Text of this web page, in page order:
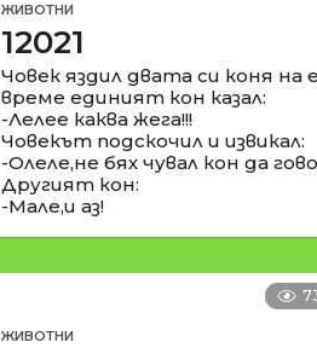
ЖИВОТНИ
12021
Човек яздил двата си коня на
време единият кон казал:
-Лелее каква жега!!!
Човекът подскочил и извикал:
-Олеле,не бях чувал кон да
Другият кон:
-Мале,и аз!
ЖИВОТНИ